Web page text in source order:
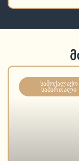
ᲡᲐᲛᲝᲥᲐᲚᲐᲥᲝ
ᲡᲐᲛᲐᲠᲗᲐᲚᲘ